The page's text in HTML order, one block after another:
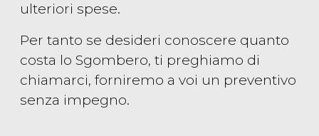
ulteriori spese.
Per tanto se desideri conoscere quanto
costa lo Sgombero, ti preghiamo di
chiamarci, forniremo a voi un preventivo
senza impegno.